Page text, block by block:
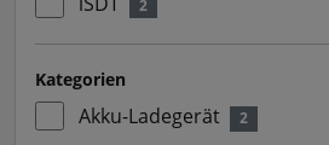
2
Kategorien
Akku-Ladegerät 2